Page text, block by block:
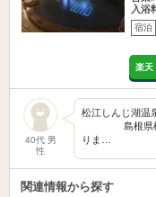
入浴
宿泊
楽天
40代 男
性
松江し
島根県松江
りま…
関連情報から探す